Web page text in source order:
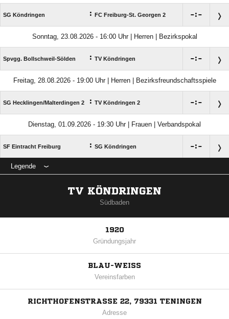
SG Köndringen : FC Freiburg-St. Georgen 2 :
Sonntag, 23.08.2026 - 16:00 Uhr | Herren | Bezirkspokal
Spvgg. Bollschweil-Sölden : TV Köndringen :
Freitag, 28.08.2026 - 19:00 Uhr | Herren | Bezirksfreundschaftsspiele
SG Hecklingen/​Malterdingen 2 : TV Köndringen 2 :
Dienstag, 01.09.2026 - 19:30 Uhr | Frauen | Verbandspokal
SF Eintracht Freiburg : SG Köndringen :
Legende
TV KÖNDRINGEN
Südbaden
1920
Gründungsjahr
BLAU-WEISS
Vereinsfarben
RICHTHOFENSTRASSE 22, 79331 TENINGEN
Adresse